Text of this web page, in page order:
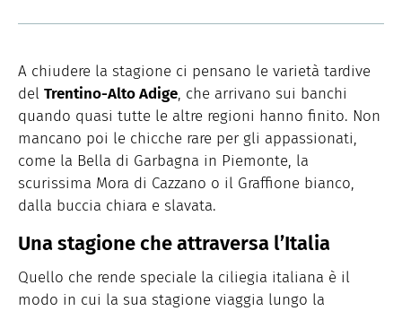
A chiudere la stagione ci pensano le varietà tardive
del Trentino-Alto Adige, che arrivano sui banchi
quando quasi tutte le altre regioni hanno finito. Non
mancano poi le chicche rare per gli appassionati,
come la Bella di Garbagna in Piemonte, la
scurissima Mora di Cazzano o il Graffione bianco,
dalla buccia chiara e slavata.
Una stagione che attraversa l’Italia
Quello che rende speciale la ciliegia italiana è il
modo in cui la sua stagione viaggia lungo la